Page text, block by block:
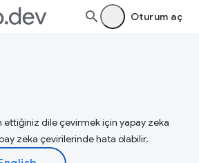
Oturum aç
dile çevirmek için yapay zeka
zeka çevirilerinde hata olabilir.